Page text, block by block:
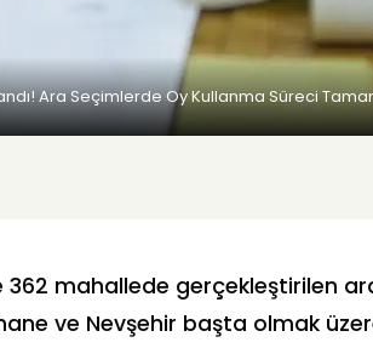
Ara Seçimlerde Oy Kullanma Süreci
362 mahallede gerçekleştirilen
ve Nevşehir başta olmak